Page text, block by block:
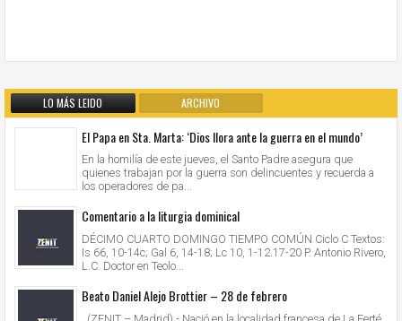
LO MÁS LEIDO ARCHIVO
El Papa en Sta. Marta: ‘Dios llora ante la guerra en el mundo’
En la homilía de este jueves, el Santo Padre asegura que
quienes trabajan por la guerra son delincuentes y recuerda a
los operadores de pa...
Comentario a la liturgia dominical
DÉCIMO CUARTO DOMINGO TIEMPO COMÚN Ciclo C Textos:
Is 66, 10-14c; Gal 6, 14-18; Lc 10, 1-12.17-20 P. Antonio Rivero,
L.C. Doctor en Teolo...
Beato Daniel Alejo Brottier – 28 de febrero